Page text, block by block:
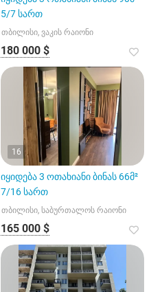
5/7 სართ
თბილისი, ვაკის რაიონი
180 000 $
16
იყიდება 3 ოთახიანი ბინას 66მ²
7/16 სართ
თბილისი, საბურთალოს რაიონი
165 000 $